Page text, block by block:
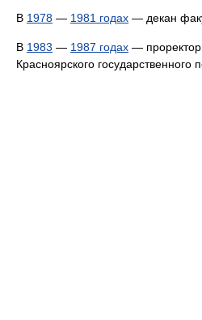
В 1978 — 1981 годах — декан
В 1983 — 1987 годах —
Красноярского государственного